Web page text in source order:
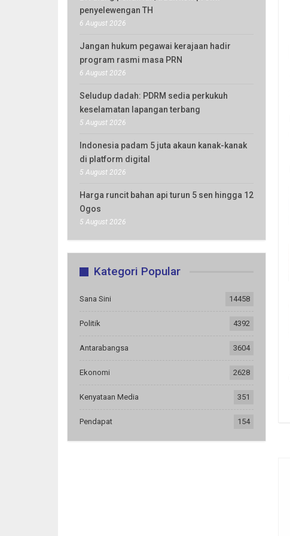
penyelewengan TH
6 August 2026
Jangan hukum pegawai kerajaan hadir
program rasmi masa PRN
6 August 2026
Seludup dadah: PDRM sedia perkukuh
keselamatan lapangan terbang
5 August 2026
Indonesia padam 5 juta akaun kanak-kanak
di platform digital
5 August 2026
Harga runcit bahan api turun 5 sen hingga 12
Ogos
5 August 2026
Kategori Popular
Sana Sini 14458
Politik 4392
Antarabangsa 3604
Ekonomi 2628
Kenyataan Media 351
Pendapat 154